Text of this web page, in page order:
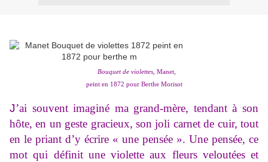
Bouquet de violettes , Manet,
peint en 1872 pour Berthe Morisot
J’ai souvent imaginé ma grand-mère, tendant à son
hôte, en un geste gracieux, son joli carnet de cuir, tout
en le priant d’y écrire « une pensée ». Une pensée, ce
mot qui définit une violette aux fleurs veloutées et